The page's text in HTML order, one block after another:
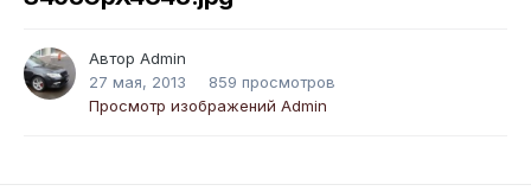
Автор Admin
27 мая, 2013
859 просмотров
Просмотр изображений Admin